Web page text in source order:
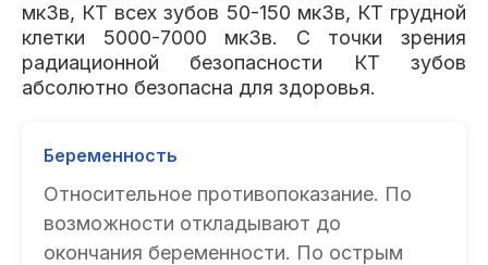
мкЗв, КТ всех зубов 50-150 мкЗв, КТ грудной
клетки 5000-7000 мкЗв. С точки зрения
радиационной безопасности КТ зубов
абсолютно безопасна для здоровья.
Беременность
Относительное противопоказание. По
возможности откладывают до
окончания беременности. По острым